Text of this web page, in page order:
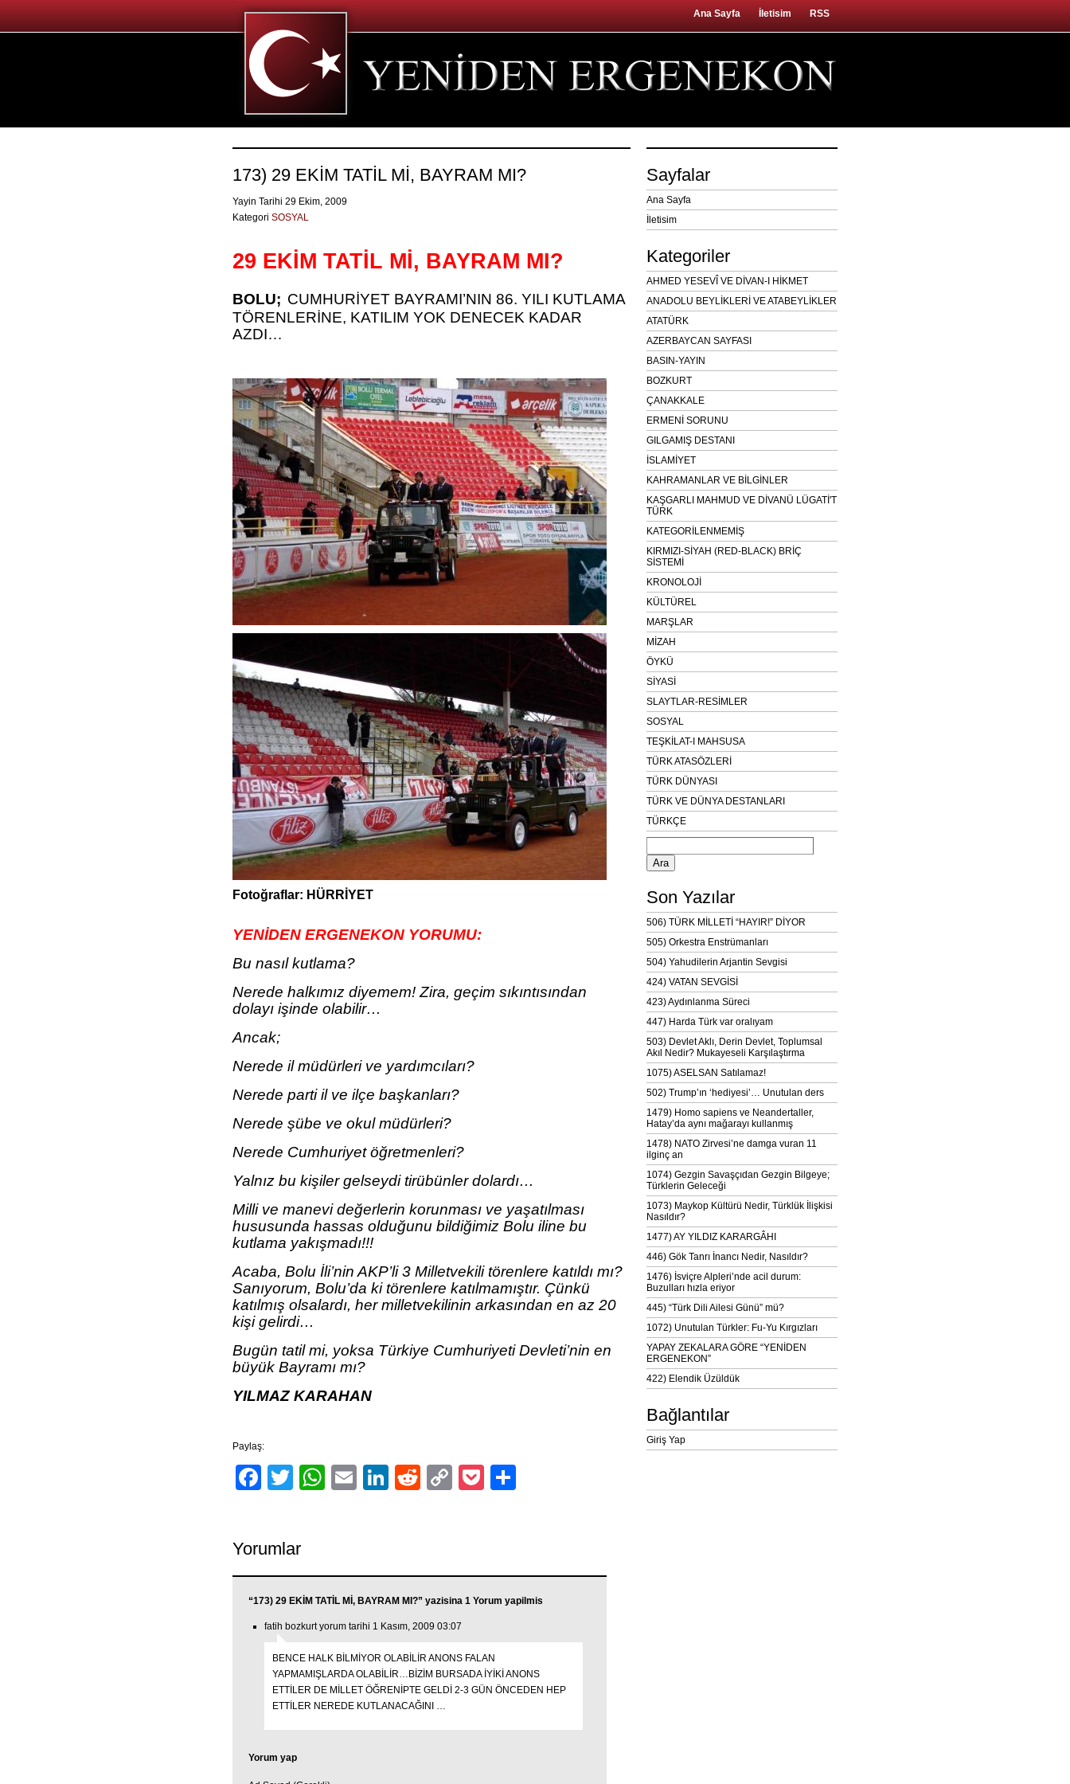
Ana Sayfa İletisim RSS
173) 29 EKİM TATİL Mİ, BAYRAM MI?
Yayin Tarihi 29 Ekim, 2009
Kategori SOSYAL
29 EKİM TATİL Mİ, BAYRAM MI?
BOLU; CUMHURİYET BAYRAMI’NIN 86. YILI KUTLAMA
TÖRENLERİNE, KATILIM YOK DENECEK KADAR
AZDI…
Fotoğraflar: HÜRRİYET
YENİDEN ERGENEKON YORUMU:
Bu nasıl kutlama?
Nerede halkımız diyemem! Zira, geçim sıkıntısından
dolayı işinde olabilir…
Ancak;
Nerede il müdürleri ve yardımcıları?
Nerede parti il ve ilçe başkanları?
Nerede şübe ve okul müdürleri?
Nerede Cumhuriyet öğretmenleri?
Yalnız bu kişiler gelseydi tirübünler dolardı…
Milli ve manevi değerlerin korunması ve yaşatılması
hususunda hassas olduğunu bildiğimiz Bolu iline bu
kutlama yakışmadı!!!
Acaba, Bolu İli’nin AKP’li 3 Milletvekili törenlere katıldı mı?
Sanıyorum, Bolu’da ki törenlere katılmamıştır. Çünkü
katılmış olsalardı, her milletvekilinin arkasından en az 20
kişi gelirdi…
Bugün tatil mi, yoksa Türkiye Cumhuriyeti Devleti’nin en
büyük Bayramı mı?
YILMAZ KARAHAN
Paylaş:
Facebook
TwitterWhatsApp
EmailLinkedIn
RedditCopyPocket
Yorumlar
“173) 29 EKİM TATİL Mİ, BAYRAM MI?” yazisina 1 Yorum yapilmis
fatih bozkurt yorum tarihi 1 Kasım, 2009 03:07
BENCE HALK BİLMİYOR OLABİLİR ANONS FALAN
YAPMAMIŞLARDA OLABİLİR…BİZİM BURSADA İYİKİ ANONS
ETTİLER DE MİLLET ÖĞRENİPTE GELDİ 2-3 GÜN ÖNCEDEN HEP
ETTİLER NEREDE KUTLANACAĞINI …
Yorum yap
Sayfalar
Ana Sayfa
İletisim
Kategoriler
AHMED YESEVÎ VE DİVAN-I HİKMET
ANADOLU BEYLİKLERİ VE ATABEYLİKLER
ATATÜRK
AZERBAYCAN SAYFASI
BASIN-YAYIN
BOZKURT
ÇANAKKALE
ERMENİ SORUNU
GILGAMIŞ DESTANI
İSLAMİYET
KAHRAMANLAR VE BİLGİNLER
KAŞGARLI MAHMUD VE DİVANÜ LÜGATİ'T
TÜRK
KATEGORİLENMEMİŞ
KIRMIZI-SİYAH (RED-BLACK) BRİÇ
SİSTEMİ
KRONOLOJİ
KÜLTÜREL
MARŞLAR
MİZAH
ÖYKÜ
SİYASİ
SLAYTLAR-RESİMLER
SOSYAL
TEŞKİLAT-I MAHSUSA
TÜRK ATASÖZLERİ
TÜRK DÜNYASI
TÜRK VE DÜNYA DESTANLARI
TÜRKÇE
Arama:
Son Yazılar
506) TÜRK MİLLETİ “HAYIR!” DİYOR
505) Orkestra Enstrümanları
504) Yahudilerin Arjantin Sevgisi
424) VATAN SEVGİSİ
423) Aydınlanma Süreci
447) Harda Türk var oralıyam
503) Devlet Aklı, Derin Devlet, Toplumsal
Akıl Nedir? Mukayeseli Karşılaştırma
1075) ASELSAN Satılamaz!
502) Trump’ın ‘hediyesi’… Unutulan ders
1479) Homo sapiens ve Neandertaller,
Hatay’da aynı mağarayı kullanmış
1478) NATO Zirvesi’ne damga vuran 11
ilginç an
1074) Gezgin Savaşçıdan Gezgin Bilgeye;
Türklerin Geleceği
1073) Maykop Kültürü Nedir, Türklük İlişkisi
Nasıldır?
1477) AY YILDIZ KARARGÂHI
446) Gök Tanrı İnancı Nedir, Nasıldır?
1476) İsviçre Alpleri’nde acil durum:
Buzulları hızla eriyor
445) “Türk Dili Ailesi Günü” mü?
1072) Unutulan Türkler: Fu-Yu Kırgızları
YAPAY ZEKALARA GÖRE “YENİDEN
ERGENEKON”
422) Elendik Üzüldük
Bağlantılar
Giriş Yap